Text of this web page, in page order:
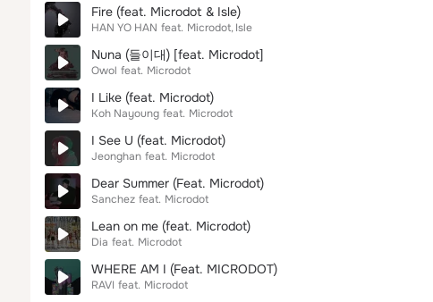
Fire (feat. Microdot & Isle)
HAN YO HAN feat. Microdot Isle
Nuna (들이대) [feat. Microdot]
Owol feat. Microdot
I Like (feat. Microdot)
Koh Nayoung feat. Microdot
I See U (feat. Microdot)
Jeonghan feat. Microdot
Dear Summer (Feat. Microdot)
Sanchez feat. Microdot
Lean on me (feat. Microdot)
Dia feat. Microdot
WHERE AM I (Feat. MICRODOT)
RAVI feat. Microdot